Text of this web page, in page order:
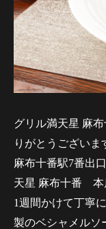
グリル満天星 麻
りがとうございま
麻布十番駅7番出
天星 麻布十番 本
1週間かけて丁寧
製のベシャメルソ